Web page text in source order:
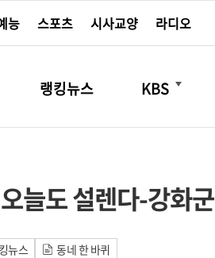
능 스포츠 시사교양 라디오
랭킹뉴스 KBS
더보기
늘도 설렌다-강화군
뉴스 동네 한 바퀴